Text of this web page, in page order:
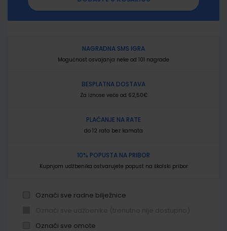
NAGRADNA SMS IGRA
Mogućnost osvajanja neke od 101 nagrade
BESPLATNA DOSTAVA
Za iznose veće od 62,50€
PLAĆANJE NA RATE
do 12 rata bez kamata
10% POPUSTA NA PRIBOR
Kupnjom udžbenika ostvarujete popust na školski pribor
Označi sve radne bilježnice
Označi sve omote